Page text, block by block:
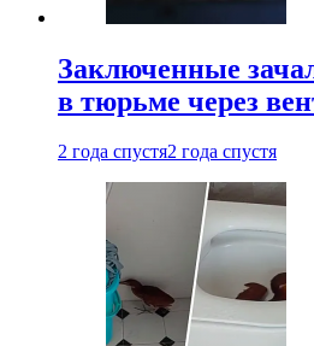
Заключенные
в тюрьме через
2 года спустя2 года спустя